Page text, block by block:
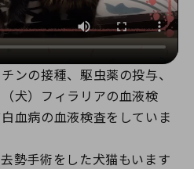
ンの接種、駆虫薬の投与、
犬）フィラリアの血液検
血病の血液検査をしていま
勢手術をした犬猫もいます